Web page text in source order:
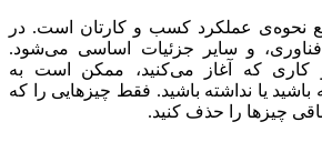
نحوه‌ی عملکرد کسب و کارتان است. در
و سایر جزئیات اساسی می‌شود.
که آغاز می‌کنید، ممکن است به
یا نداشته باشید. فقط چیزهایی را که
چیزها را حذف کنید.